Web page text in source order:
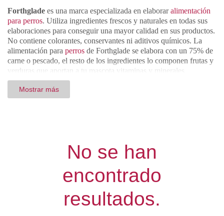
Forthglade es una marca especializada en elaboraralimentación
para perros. Utiliza ingredientes frescos y naturales en todas sus
elaboraciones para conseguir una mayor calidad en sus productos.
No contiene colorantes, conservantes ni aditivos químicos. La
alimentación para perros de Forthglade se elabora con un 75% de
carne o pescado, el resto de los ingredientes lo componen frutas y
verduras que aportan a tu mascota vitaminas y minerales
necesarios para su salud. Las recetas de Forthglade no incluyen
cereales entre sus ingredientes, por lo que es una opción muy
recomendable para perros con alergias o intolerancias. Una vez
puedes elegir como salmón, pavo, pollo, cordero y pato. También
tenemos recetas especialmente elaboradas para cachorros.
Forthglade ofrece a tu perro una alimentación elaborada con
ingredientes naturales para que tu mascota siga una dieta sana y
equilibrada que satisface sus necesidades nutricionales.
Mostrar más
No se han
encontrado
resultados.